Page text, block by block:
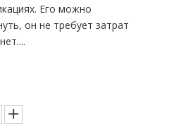
Его можно
он не требует затрат